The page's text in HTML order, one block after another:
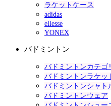
ラケットケース
adidas
ellesse
YONEX
バドミントン
バドミントンカテゴ
バドミントンラケッ
バドミントンシャト
バドミントンウェア